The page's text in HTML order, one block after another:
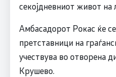
секојдневниот живот на
Амбасадорот Рокас ќе
претставници на
учествува во отворена
Крушево.